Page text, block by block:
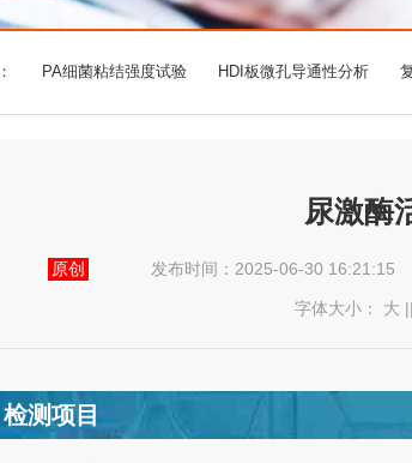
PA细菌粘结强度试验 HDI板微孔导通性分析
尿激酶
原创 发布时间：2025-06-30 16:21:15
字体大小： 大
检测项目